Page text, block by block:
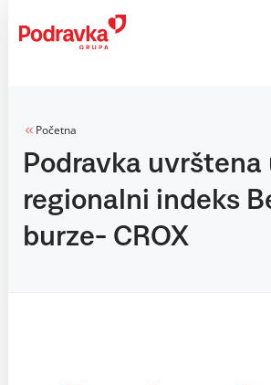
content
Početna
Podravka uvrštena
regionalni indeks
burze- CROX